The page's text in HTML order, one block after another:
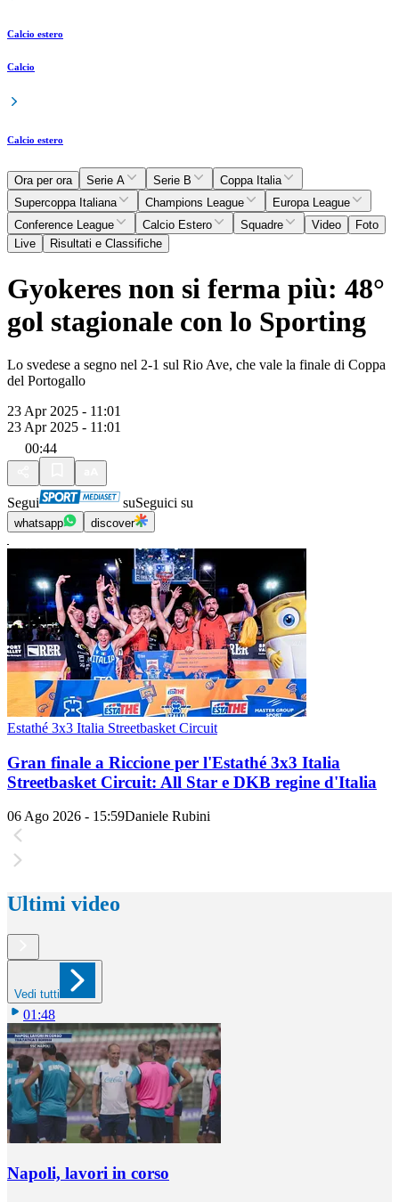
Calcio estero
Calcio
Calcio estero
Ora per ora Serie A Serie B
Coppa Italia
Supercoppa Italiana
Champions League
Europa League
Conference League
Calcio Estero Squadre Video
Foto
Live
Risultati e Classifiche
Gyokeres non si ferma più: 48°
gol stagionale con lo Sporting
Lo svedese a segno nel 2-1 sul Rio Ave, che vale la finale di Coppa
del Portogallo
23 Apr 2025 - 11:01
23 Apr 2025 - 11:01
00:44
Segui suSeguici su
whatsapp discover
Estathé 3x3 Italia Streetbasket Circuit
Gran finale a Riccione per l'Estathé 3x3 Italia
Streetbasket Circuit: All Star e DKB regine d'Italia
06 Ago 2026 - 15:59Daniele Rubini
Ultimi video
Vedi tutti
01:48
Napoli, lavori in corso